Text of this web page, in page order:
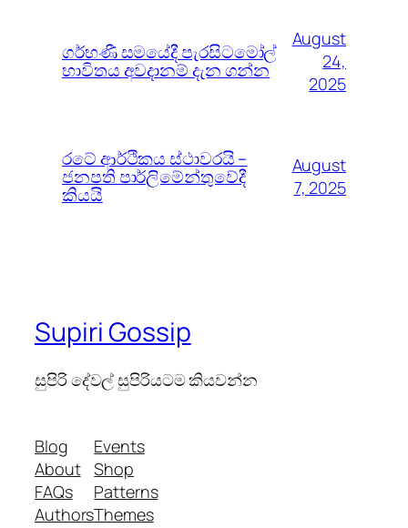
ගර්භණී සමයේදී පැරසිටමෝල්
භාවිතය අවදානම් දැන ගන්න
August
24,
2025
රටේ ආර්ථිකය ස්ථාවරයි –
ජනපති පාර්ලිමේන්තුවේදී
කියයි
August
7, 2025
Supiri Gossip
සුපිරි දේවල් සුපිරියටම කියවන්න
Blog
About
FAQs
Authors
Events
Shop
Patterns
Themes